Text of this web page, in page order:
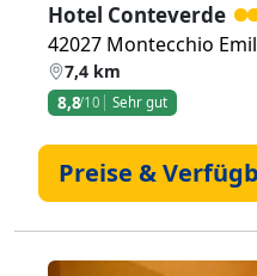
Hotel Conteverde
42027 Montecchio
7,4 km
8,8/10 Sehr gut
Preise &